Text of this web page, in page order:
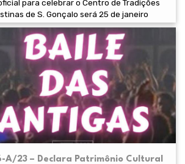
para celebrar o Centro de Tradições
de S. Gonçalo será 25 de janeiro
A/23 – Declara Patrimônio Cultural